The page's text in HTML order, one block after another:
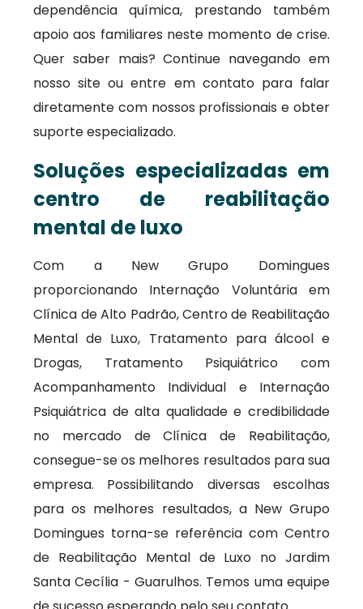
dependência química, prestando também
apoio aos familiares neste momento de crise.
Quer saber mais? Continue navegando em
nosso site ou entre em contato para falar
diretamente com nossos profissionais e obter
suporte especializado.
Soluções especializadas em
centro de reabilitação
mental de luxo
Com a New Grupo Domingues
proporcionando Internação Voluntária em
Clínica de Alto Padrão, Centro de Reabilitação
Mental de Luxo, Tratamento para álcool e
Drogas, Tratamento Psiquiátrico com
Acompanhamento Individual e Internação
Psiquiátrica de alta qualidade e credibilidade
no mercado de Clínica de Reabilitação,
consegue-se os melhores resultados para sua
empresa. Possibilitando diversas escolhas
para os melhores resultados, a New Grupo
Domingues torna-se referência com Centro
de Reabilitação Mental de Luxo no Jardim
Santa Cecília - Guarulhos. Temos uma equipe